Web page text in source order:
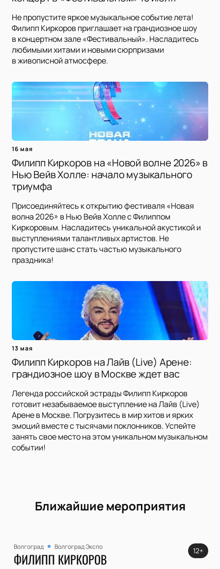
Не пропустите яркое музыкальное событие лета!
Филипп Киркоров приглашает на грандиозное шоу
в концертном зале «Фестивальный». Насладитесь
любимыми хитами и новыми сюрпризами
в живописной атмосфере.
16 мая
Филипп Киркоров на «Новой волне 2026» в
Нью Вейв Холле: начало музыкального
триумфа
Присоединяйтесь к открытию фестиваля «Новая
волна 2026» в Нью Вейв Холле с Филиппом
Киркоровым. Насладитесь уникальной акустикой и
выступлениями талантливых артистов. Не
пропустите шанс стать частью музыкального
праздника!
13 мая
Филипп Киркоров на Лайв (Live) Арене:
грандиозное шоу в Москве ждет вас
Легенда российской эстрады Филипп Киркоров
готовит незабываемое выступление на Лайв (Live)
Арене в Москве. Погрузитесь в мир хитов и ярких
эмоций вместе с тысячами поклонников. Успейте
занять свое место на этом уникальном музыкальном
событии!
Ближайшие мероприятия
Волгоград Волгоград Экспо
ФИЛИПП КИРКОРОВ
12+